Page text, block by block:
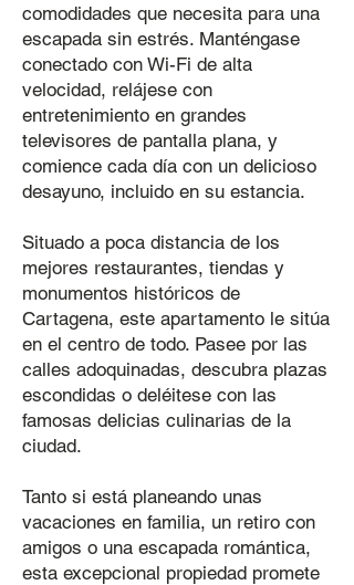
comodidades que necesita para una
escapada sin estrés. Manténgase
conectado con Wi-Fi de alta
velocidad, relájese con
entretenimiento en grandes
televisores de pantalla plana, y
comience cada día con un delicioso
desayuno, incluido en su estancia.
Situado a poca distancia de los
mejores restaurantes, tiendas y
monumentos históricos de
Cartagena, este apartamento le sitúa
en el centro de todo. Pasee por las
calles adoquinadas, descubra plazas
escondidas o deléitese con las
famosas delicias culinarias de la
ciudad.
Tanto si está planeando unas
vacaciones en familia, un retiro con
amigos o una escapada romántica,
esta excepcional propiedad promete